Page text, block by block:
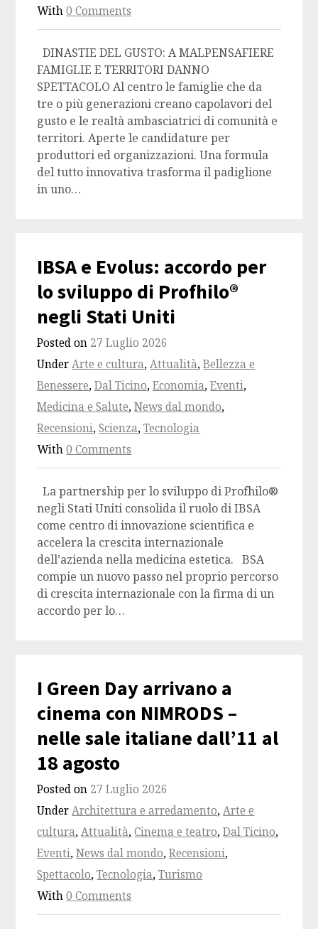
With0 Comments
DINASTIE DEL GUSTO: A MALPENSAFIERE
FAMIGLIE E TERRITORI DANNO
SPETTACOLO Al centro le famiglie che da
tre o più generazioni creano capolavori del
gusto e le realtà ambasciatrici di comunità e
territori. Aperte le candidature per
produttori ed organizzazioni. Una formula
del tutto innovativa trasforma il padiglione
in uno…
IBSA e Evolus: accordo per
lo sviluppo di Profhilo®
negli Stati Uniti
Posted on 27 Luglio 2026
UnderArte e cultura,Attualità,Bellezza e
Benessere,Dal Ticino,Economia,Eventi,
Medicina e Salute,News dal mondo,
Recensioni,Scienza,Tecnologia
With0 Comments
La partnership per lo sviluppo di Profhilo®
negli Stati Uniti consolida il ruolo di IBSA
come centro di innovazione scientifica e
accelera la crescita internazionale
dell’azienda nella medicina estetica. BSA
compie un nuovo passo nel proprio percorso
di crescita internazionale con la firma di un
accordo per lo…
I Green Day arrivano a
cinema con NIMRODS –
nelle sale italiane dall’11 al
18 agosto
Posted on 27 Luglio 2026
UnderArchitettura e arredamento,Arte e
cultura,Attualità,Cinema e teatro,Dal Ticino,
Eventi,News dal mondo,Recensioni,
Spettacolo,Tecnologia,Turismo
With0 Comments